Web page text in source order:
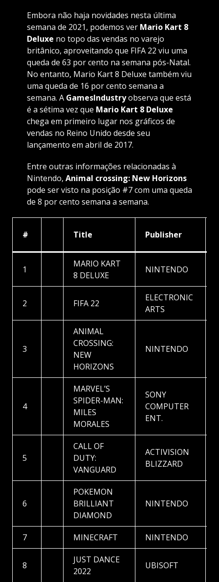
Embora não haja novidades nesta última
semana de 2021, podemos ver Mario Kart 8
Deluxe no topo das vendas no varejo
britânico, aproveitando que FIFA 22 viu uma
queda de 63 por cento na semana pós-Natal.
No entanto, Mario Kart 8 Deluxe também viu
uma queda de 16 por cento semana a
semana. A GamesIndustryobserva que está
é a sétima vez que Mario Kart 8 Deluxe
chega em primeiro lugar nos gráficos de
vendas no Reino Unido desde seu
lançamento em abril de 2017.
Entre outras informações relacionadas à
Nintendo, Animal crossing: New Horizons
pode ser visto na posição #7 com uma queda
de 8 por cento semana a semana.
# Title Publisher
1
MARIO KART
8 DELUXE
NINTENDO
2 FIFA 22
ELECTRONIC
ARTS
3
ANIMAL
CROSSING:
NEW
HORIZONS
NINTENDO
4
MARVEL’S
SPIDER-MAN:
MILES
MORALES
SONY
COMPUTER
ENT.
5
CALL OF
DUTY:
VANGUARD
ACTIVISION
BLIZZARD
6
POKEMON
BRILLIANT
DIAMOND
NINTENDO
7 MINECRAFT NINTENDO
8
JUST DANCE
2022
UBISOFT